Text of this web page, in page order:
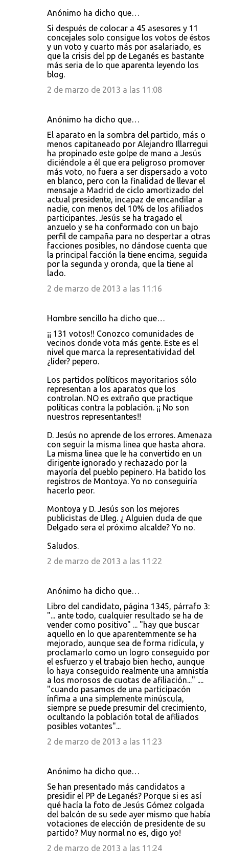
Anónimo ha dicho que…
Si después de colocar a 45 asesores y 11
concejales solo consigue los votos de éstos
y un voto y cuarto más por asalariado, es
que la crisis del pp de Leganés es bastante
más seria de lo que aparenta leyendo los
blog.
2 de marzo de 2013 a las 11:08
Anónimo ha dicho que…
El aparato en la sombra del partido, más o
menos capitaneado por Alejandro Illarregui
ha propinado este golpe de mano a Jesús
diciéndole a él que era peligroso promover
más voto, no fuera a ser dispersado a voto
en blanco, pero con la finalidad de llevar el
mensaje a Madrid de ciclo amortizado del
actual presidente, incapaz de encandilar a
nadie, con menos del 10% de los afiliados
participantes. Jesús se ha tragado el
anzuelo y se ha conformado con un bajo
perfil de campaña para no despertar a otras
facciones posibles, no dándose cuenta que
la principal facción la tiene encima, seguida
por la segunda y oronda, que la tiene al
lado.
2 de marzo de 2013 a las 11:16
Hombre sencillo ha dicho que…
¡¡ 131 votos!! Conozco comunidades de
vecinos donde vota más gente. Este es el
nivel que marca la representatividad del
¿líder? pepero.
Los partidos políticos mayoritarios sólo
representan a los aparatos que los
controlan. NO es extraño que practique
políticas contra la población. ¡¡ No son
nuestros representantes!!
D. Jesús no aprende de los errores. Amenaza
con seguir la misma linea que hasta ahora.
La misma linea que le ha convertido en un
dirigente ignorado y rechazado por la
mayoría del pueblo pepinero. Ha batido los
registros de Montoya. Yo no conseguiría
hacerlo peor.
Montoya y D. Jesús son los mejores
publicistas de Uleg. ¿ Alguien duda de que
Delgado sera el próximo alcalde? Yo no.
Saludos.
2 de marzo de 2013 a las 11:22
Anónimo ha dicho que…
Libro del candidato, página 1345, párrafo 3:
"... ante todo, cualquier resultado se ha de
vender como positivo" ... "hay que buscar
aquello en lo que aparentemmente se ha
mejorado, aunque sea de forma ridícula, y
proclamarlo como un logro conseguido por
el esfuerzo y el trabajo bien hecho, aunque
lo haya conseguido realmente una amnistía
a los morosos de cuotas de afiliación..." ....
"cuando pasamos de una participacón
ínfima a una simplemente minúscula,
siempre se puede presumir del crecimiento,
ocultando la población total de afiliados
posibles votantes"...
2 de marzo de 2013 a las 11:23
Anónimo ha dicho que…
Se han presentado más candidatos a
presidir el PP de Leganés? Porque si es así
qué hacía la foto de Jesús Gómez colgada
del balcón de su sede ayer mismo que había
votaciones de elección de presidente de su
partido? Muy normal no es, digo yo!
2 de marzo de 2013 a las 11:24